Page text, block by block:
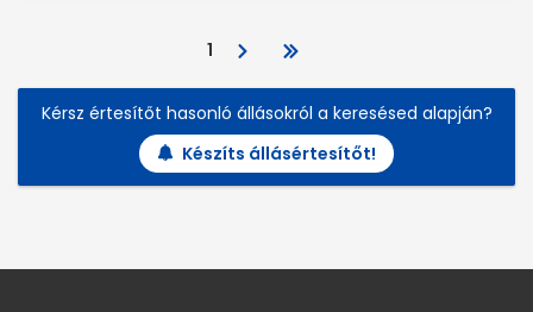
1
Kérsz értesítőt hasonló állásokról a keresésed alapján?
Készíts állásértesítőt!